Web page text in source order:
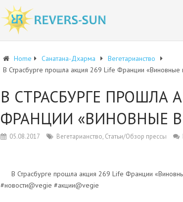
Home Санатана-Дхарма
Вегетарианство
В Страсбурге прошла акция 269 Life Франции «Виновные
В СТРАСБУРГЕ ПРОШЛА
ФРАНЦИИ «ВИНОВНЫЕ
05.08.2017 Вегетарианство, Статьи/Обзор прессы
В Страсбурге прошла акция 269 Life Франции
#новости@vegie #акции@vegie